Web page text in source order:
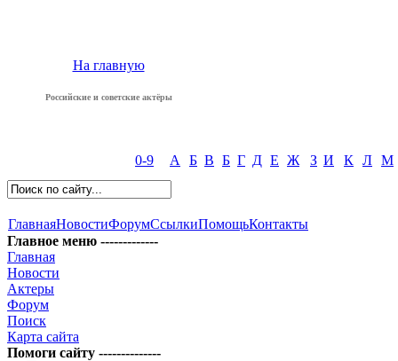
На главную
Российские и советские актёры
0-9 А Б В Б Г Д Е Ж З И К Л М
ГлавнаяНовостиФорумСсылкиПомощьКонтакты
Главное меню -------------
Главная
Новости
Актеры
Форум
Поиск
Карта сайта
Помоги сайту --------------